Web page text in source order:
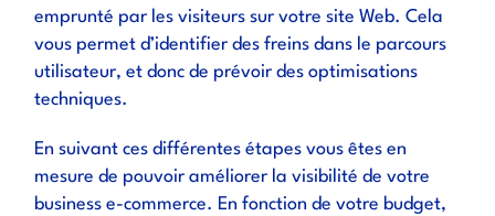
emprunté par les visiteurs sur votre site Web. Cela
vous permet d’identifier des freins dans le parcours
utilisateur, et donc de prévoir des optimisations
techniques.
En suivant ces différentes étapes vous êtes en
mesure de pouvoir améliorer la visibilité de votre
business e-commerce. En fonction de votre budget,